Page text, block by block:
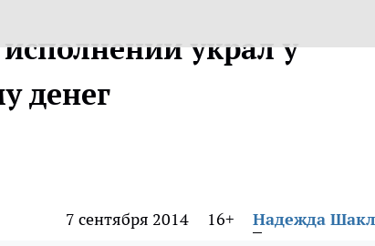
украл у
денег
7 сентября 2014 16+ Надежда